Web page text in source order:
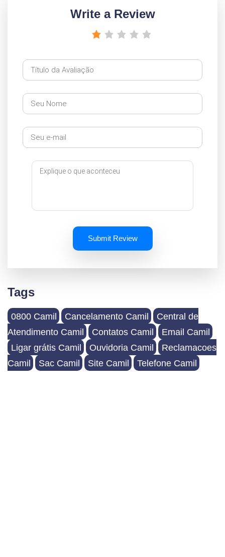
Write a Review
Submit Review
Tags
0800 Camil Cancelamento Camil
Central de
Atendimento Camil
Contatos Camil
Email Camil
Ligar grátis Camil
Ouvidoria Camil
Reclamacoes
Camil
Sac Camil Site Camil Telefone Camil